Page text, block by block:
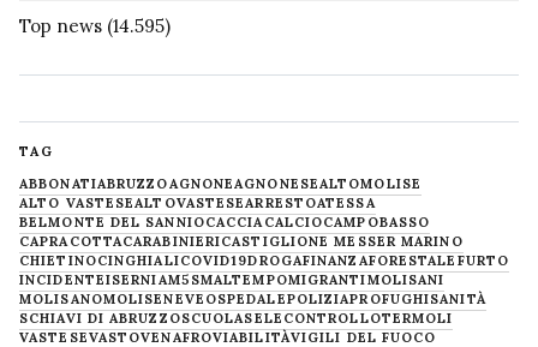
Top news (14.595)
TAG
ABBONATIABRUZZOAGNONEAGNONESEALTOMOLISE
ALTO VASTESEALTOVASTESEARRESTOATESSA
BELMONTE DEL SANNIOCACCIACALCIOCAMPOBASSO
CAPRACOTTACARABINIERICASTIGLIONE MESSER MARINO
CHIETINOCINGHIALICOVID19DROGAFINANZAFORESTALE FURTO
INCIDENTEISERNIAM5SMALTEMPOMIGRANTIMOLISANI
MOLISANOMOLISENEVE OSPEDALEPOLIZIAPROFUGHISANITÀ
SCHIAVI DI ABRUZZOSCUOLASELECONTROLLOTERMOLI
VASTESEVASTOVENAFROVIABILITÀVIGILI DEL FUOCO